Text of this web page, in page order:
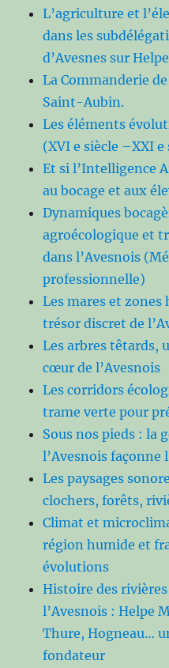
L’agriculture et
dans les
d’Avesnes sur Helpe
La Commanderie
Saint-Aubin.
Les éléments
(XVI e siècle –XXI e
Et si l’Intelligence
au bocage et aux
Dynamiques
agroécologique et
dans l’Avesnois
professionnelle)
Les mares et zones
trésor discret de
Les arbres têtards,
cœur de l’Avesnois
Les corridors
trame verte pour
Sous nos pieds : la
l’Avesnois façonne
Les paysages
clochers, forêts,
Climat et
région humide et
évolutions
Histoire des
l’Avesnois : Helpe
Thure, Hogneau…
fondateur